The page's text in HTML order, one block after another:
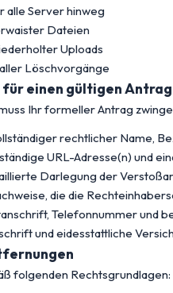
alle Server hinweg
Dateien
Uploads
Löschvorgänge
einen gültigen Antrag
Ihr formeller Antrag
rechtlicher Name,
URL-Adresse(n) und
Darlegung der
die die
Telefonnummer und
und eidesstattliche
folgenden Rechtsgrundlagen: